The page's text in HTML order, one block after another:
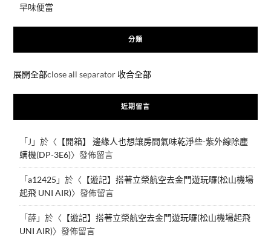
早味便當
分類
展開全部close all separator 收合全部
近期留言
「J 」於〈 【開箱】 邊緣人也想讓房間氣味乾淨些-紫外線除塵
螨機(DP-3E6)〉發佈留言
「a12425 」於〈 【遊記】搭著立榮航空去金門遊玩囉(松山機場
起飛 UNI AIR)〉發佈留言
「薛」於〈 【遊記】搭著立榮航空去金門遊玩囉(松山機場起飛
UNI AIR)〉發佈留言